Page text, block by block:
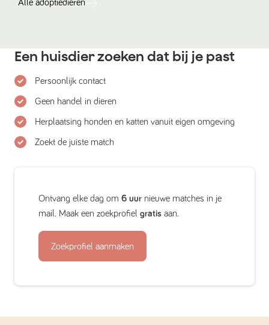
Alle adoptiedieren
Een huisdier zoeken dat bij je past
Persoonlijk contact
Geen handel in dieren
Herplaatsing honden en katten vanuit eigen omgeving
Zoekt de juiste match
Ontvang elke dag om 6 uur nieuwe matches in je
mail. Maak een zoekprofiel gratis aan.
Zoekprofiel aanmaken